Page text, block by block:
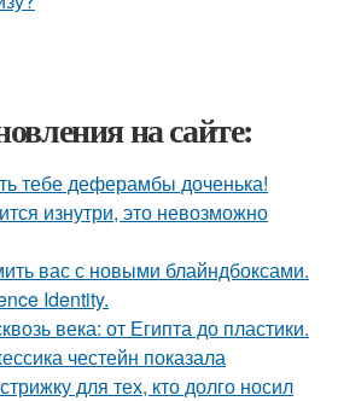
на сайте:
тебе деферамбы доченька!
изнутри, это невозможно
вас с новыми блайндбоксами.
Identity.
века: от Египта до пластики.
честейн показала
для тех, кто долго носил